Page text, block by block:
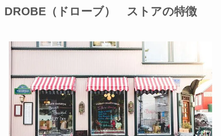
DROBE（ドローブ） ストアの特徴